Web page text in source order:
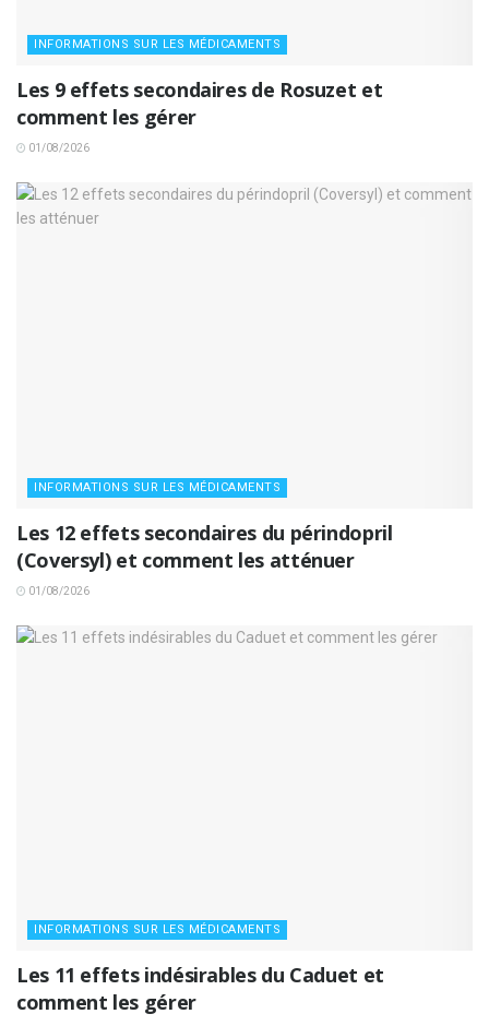
INFORMATIONS SUR LES MÉDICAMENTS
Les 9 effets secondaires de Rosuzet et
comment les gérer
01/08/2026
INFORMATIONS SUR LES MÉDICAMENTS
Les 12 effets secondaires du périndopril
(Coversyl) et comment les atténuer
01/08/2026
INFORMATIONS SUR LES MÉDICAMENTS
Les 11 effets indésirables du Caduet et
comment les gérer